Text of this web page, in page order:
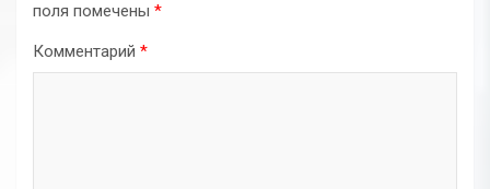
поля помечены *
Комментарий *